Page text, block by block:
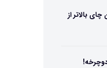
بالاتر از